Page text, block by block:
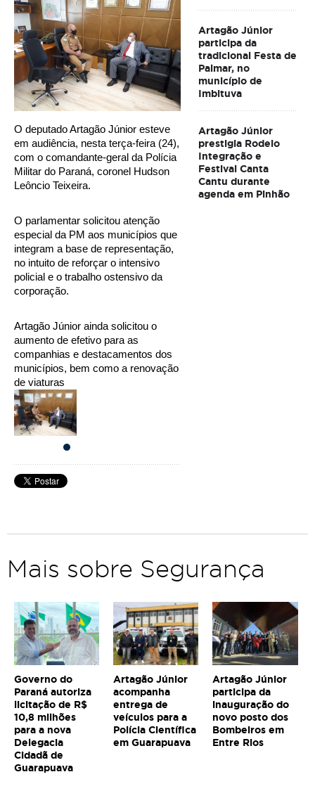
O deputado Artagão Júnior esteve
em audiência, nesta terça-feira (24),
com o comandante-geral da Polícia
Militar do Paraná, coronel Hudson
Leôncio Teixeira.
O parlamentar solicitou atenção
especial da PM aos municípios que
integram a base de representação,
no intuito de reforçar o intensivo
policial e o trabalho ostensivo da
corporação.
Artagão Júnior ainda solicitou o
aumento de efetivo para as
companhias e destacamentos dos
municípios, bem como a renovação
de viaturas
Artagão Júnior
participa da
tradicional Festa de
Palmar, no
município de
Imbituva
Artagão Júnior
prestigia Rodeio
Integração e
Festival Canta
Cantu durante
agenda em Pinhão
Mais sobre Segurança
Governo do
Paraná autoriza
licitação de R$
10,8 milhões
para a nova
Delegacia
Cidadã de
Guarapuava
Artagão Júnior
acompanha
entrega de
veículos para a
Polícia Científica
em Guarapuava
Artagão Júnior
participa da
inauguração do
novo posto dos
Bombeiros em
Entre Rios